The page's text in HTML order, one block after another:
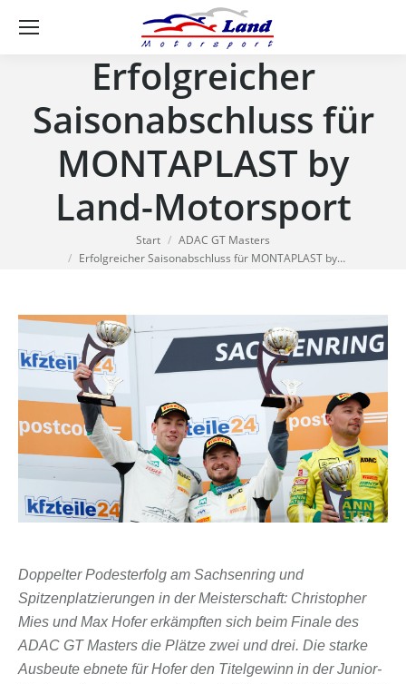
Erfolgreicher
Saisonabschluss für
MONTAPLAST by
Land-Motorsport
Sie befinden sich hier:
Start
ADAC GT Masters
Erfolgreicher Saisonabschluss für MONTAPLAST by…
Doppelter Podesterfolg am Sachsenring und
Spitzenplatzierungen in der Meisterschaft: Christopher
Mies und Max Hofer erkämpften sich beim Finale des
ADAC GT Masters die Plätze zwei und drei. Die starke
Ausbeute ebnete für Hofer den Titelgewinn in der Junior-